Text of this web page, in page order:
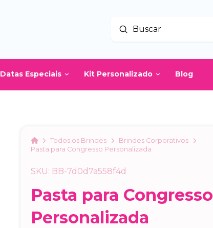
Buscar
Enviar
Datas Especiais Kit Personalizado Blog
HomeTodos os Brindes
Brindes Corporativos
Pasta para Congresso Personalizada
SKU: BB-7d0d7a558f4d
Pasta para Congresso
Personalizada